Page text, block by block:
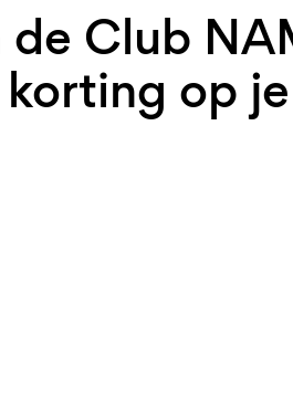
Club
op je